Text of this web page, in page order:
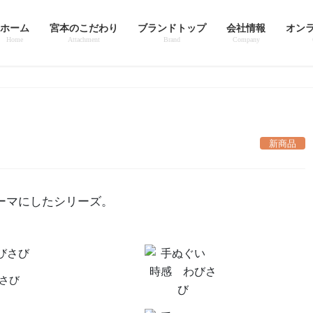
ホーム
Home
宮本のこだわり
Attachment
ブランドトップ
Brand
会社情報
Company
オン
新商品
にしたシリーズ。
び